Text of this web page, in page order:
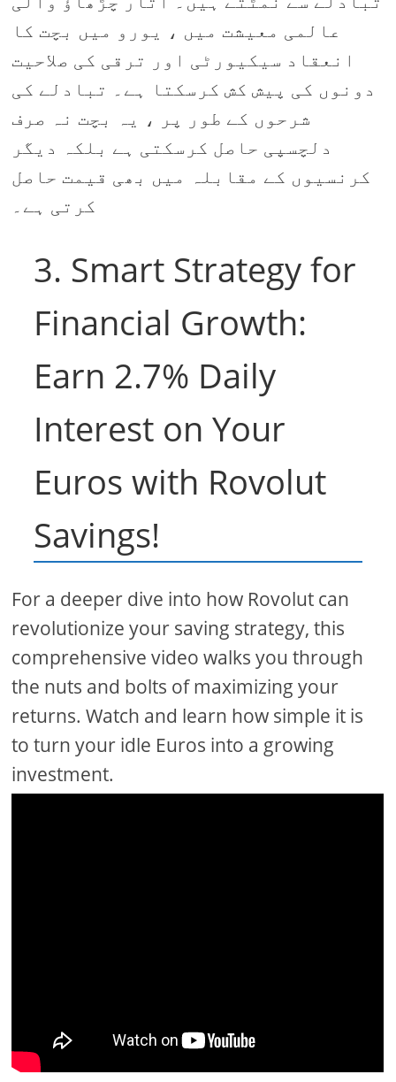
عالمی معیشت میں ، یورو میں بچت کا
انعقاد سیکیورٹی اور ترقی کی صلاحیت
دونوں کی پیش کش کرسکتا ہے۔ تبادلے کی
شرحوں کے طور پر ، یہ بچت نہ صرف
دلچسپی حاصل کرسکتی ہے بلکہ دیگر
کرنسیوں کے مقابلہ میں بھی قیمت حاصل
کرتی ہے۔
3. Smart Strategy for
Financial Growth:
Earn 2.7% Daily
Interest on Your
Euros with Rovolut
Savings!
For a deeper dive into how Rovolut can
revolutionize your saving strategy, this
comprehensive video walks you through
the nuts and bolts of maximizing your
returns. Watch and learn how simple it is
to turn your idle Euros into a growing
investment.